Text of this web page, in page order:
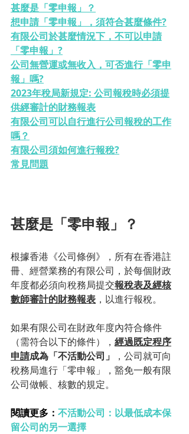
甚麼是「零申報」？
想申請「零申報」，須符合甚麼條件?
有限公司於甚麼情況下，不可以申請
「零申報」?
公司無營運或無收入，可否進行「零申
報」嗎?
2023年稅局新規定: 公司報稅時必須提
供經審計的財務報表
有限公司可以自行進行公司報稅的工作
嗎？
有限公司須如何進行報稅?
常見問題
甚麼是「零申報」？
根據香港《公司條例》，所有在香港註
冊、經營業務的有限公司，於每個財政
年度都必須向稅務局提交報稅表及經核
數師審計的財務報表 ，以進行報稅。
如果有限公司在財政年度內符合條件
（需符合以下的條件）， 經過既定程序
申請成為「不活動公司」
，公司就可向
稅務局進行「零申報」，豁免一般有限
公司做帳、核數的規定。
閱讀更多： 不活動公司：以最低成本保
留公司的另一選擇